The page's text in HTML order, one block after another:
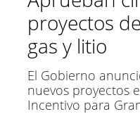
proyectos
gas y litio
El Gobierno
nuevos proyectos
Incentivo para